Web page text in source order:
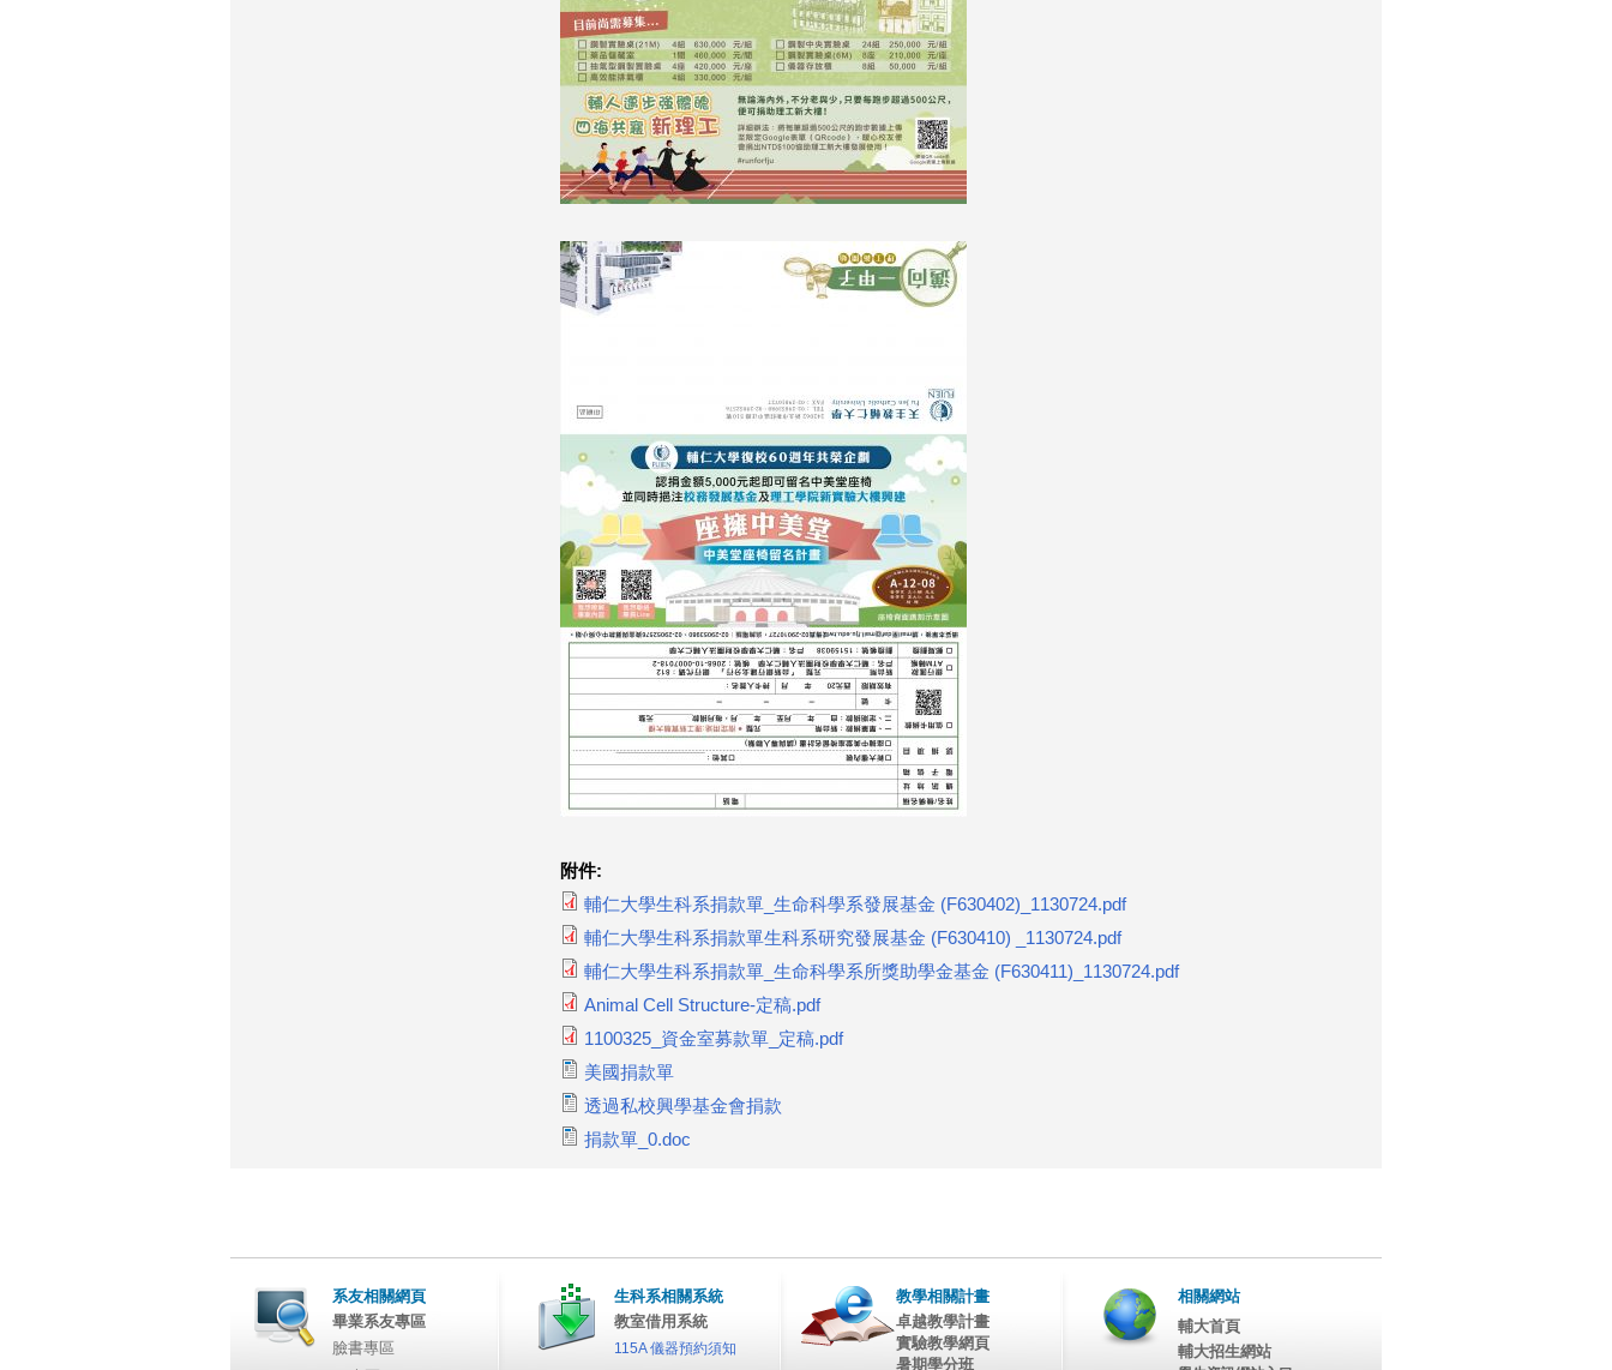
附件:
輔仁大學生科系捐款單_生命科學系發展基金 (F630402)_1130724.pdf
輔仁大學生科系捐款單生科系研究發展基金 (F630410) _1130724.pdf
輔仁大學生科系捐款單_生命科學系所獎助學金基金 (F630411)_1130724.pdf
Animal Cell Structure-定稿.pdf
1100325_資金室募款單_定稿.pdf
美國捐款單
透過私校興學基金會捐款
捐款單_0.doc
系友相關網頁
畢業系友專區
臉書專區
生科系相關系統
教室借用系統
115A 儀器預約須知
教學相關計畫
卓越教學計畫
實驗教學網頁
暑期學分班
相關網站
輔大首頁
輔大招生網站